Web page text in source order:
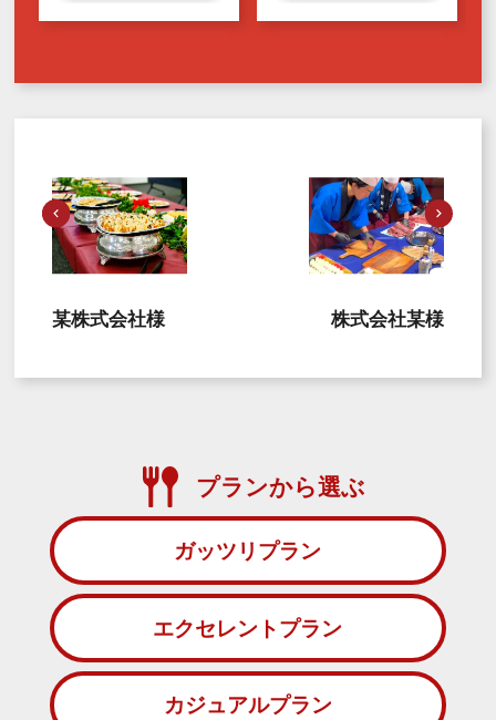
某株式会社様 株式会社某様
プランから選ぶ
ガッツリプラン
エクセレントプラン
カジュアルプラン